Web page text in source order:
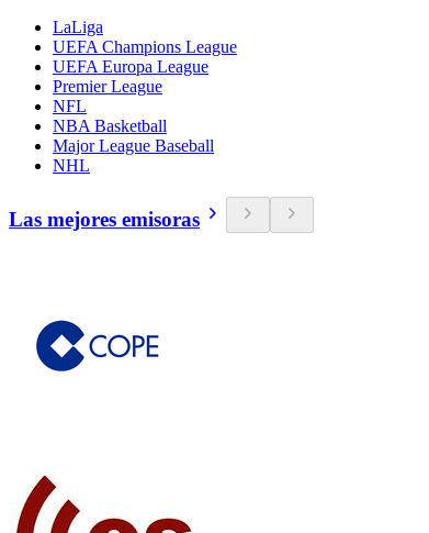
LaLiga
UEFA Champions League
UEFA Europa League
Premier League
NFL
NBA Basketball
Major League Baseball
NHL
Las mejores emisoras